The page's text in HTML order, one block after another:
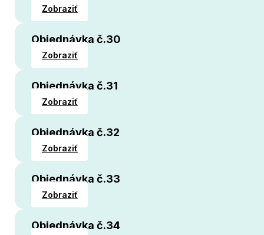
Zobraziť
Objednávka č.30
Zobraziť
Objednávka č.31
Zobraziť
Objednávka č.32
Zobraziť
Objednávka č.33
Zobraziť
Objednávka č.34